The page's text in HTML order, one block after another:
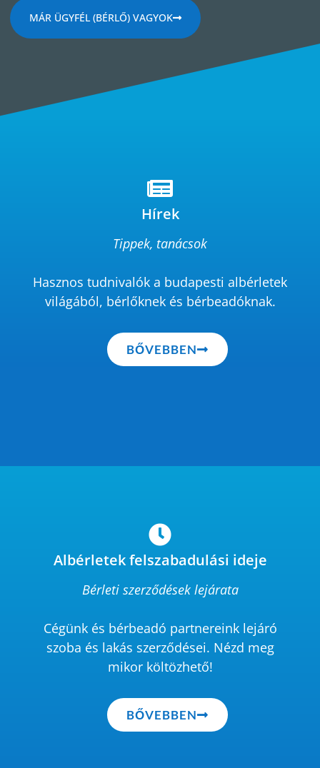
MÁR ÜGYFÉL (BÉRLŐ) VAGYOK
Hírek
Tippek, tanácsok
Hasznos tudnivalók a budapesti albérletek
világából, bérlőknek és bérbeadóknak.
BŐVEBBEN
Albérletek felszabadulási ideje
Bérleti szerződések lejárata
Cégünk és bérbeadó partnereink lejáró
szoba és lakás szerződései. Nézd meg
mikor költözhető!
BŐVEBBEN